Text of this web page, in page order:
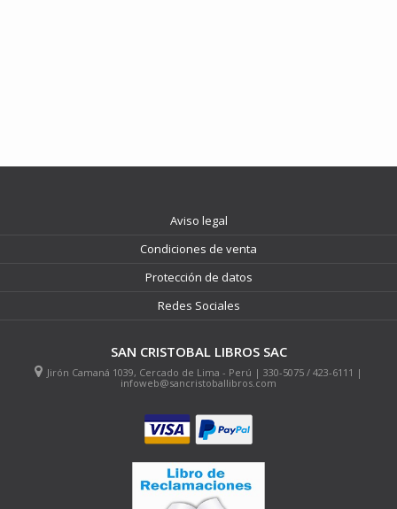
Aviso legal
Condiciones de venta
Protección de datos
Redes Sociales
SAN CRISTOBAL LIBROS SAC
Jirón Camaná 1039, Cercado de Lima - Perú | 330-5075 / 423-6111 |
infoweb@sancristoballibros.com